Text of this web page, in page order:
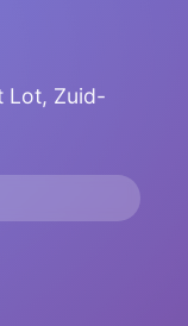
Lot, Zuid-